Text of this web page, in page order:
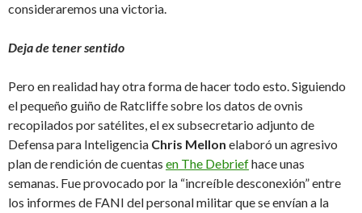
consideraremos una victoria.
Deja de tener sentido
Pero en realidad hay otra forma de hacer todo esto. Siguiendo
el pequeño guiño de Ratcliffe sobre los datos de ovnis
recopilados por satélites, el ex subsecretario adjunto de
Defensa para Inteligencia Chris Mellon elaboró un agresivo
plan de rendición de cuentas en The Debriefhace unas
semanas. Fue provocado por la “increíble desconexión” entre
los informes de FANI del personal militar que se envían a la